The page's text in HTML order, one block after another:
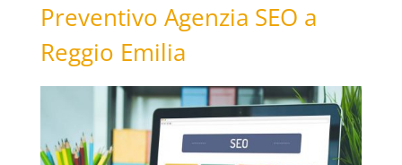
Preventivo Agenzia SEO a
Reggio Emilia